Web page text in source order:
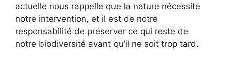
actuelle nous rappelle que la nature nécessite
notre intervention, et il est de notre
responsabilité de préserver ce qui reste de
notre biodiversité avant qu’il ne soit trop tard.